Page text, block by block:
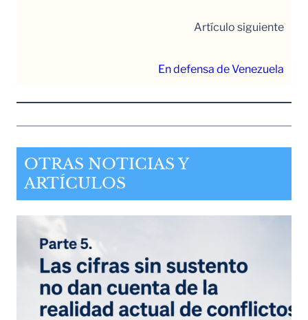
Artículo siguiente
En defensa de Venezuela
OTRAS NOTICIAS Y
ARTÍCULOS